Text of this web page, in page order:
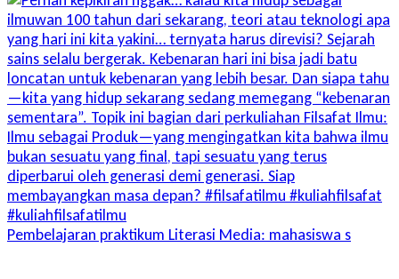
Pembelajaran praktikum Literasi Media: mahasiswa s